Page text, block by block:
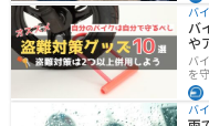
い
バ
バ
や
バ
を
は
と
バ
バ